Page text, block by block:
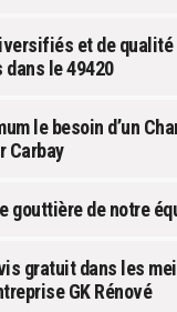
et de qualité
le 49420
le besoin d’un
Carbay
gouttière de notre
gratuit dans les
GK Rénové